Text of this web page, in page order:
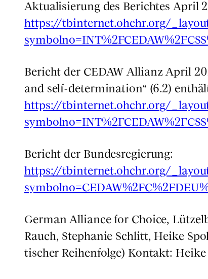
Aktua­li­sie­rung des Berich­tes April
https://tbinternet.ohchr.org/
Bericht der CEDAW Alli­anz April
and self-deter­mi­na­ti­on“ (6.2)
https://tbinternet.ohchr.org/
Bericht der Bun­des­re­gie­rung:
https://tbinternet.ohchr.org/
Ger­man Alli­ance for Choice,
Rauch, Ste­pha­nie Schlitt, Hei­ke
ti­scher Rei­hen­fol­ge) Kon­takt: Hei­ke